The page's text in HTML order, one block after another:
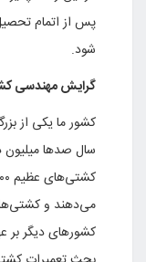
پس از اتمام
شود.
گرایش مهندسی
کشور ما یکی از
سال صدها
می‌دهند و
کشورهای دیگر بر